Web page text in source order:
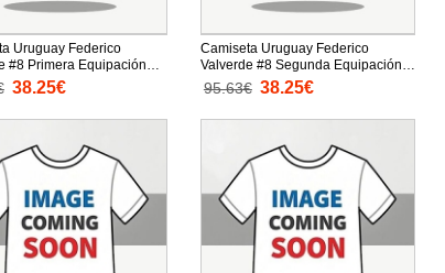
Uruguay Federico
#8 Primera Equipación
2026 mangas
38.25€
Camiseta Uruguay Federico
Valverde #8 Segunda Equipación
Replica Mundial 2026 mangas
cortas
95.63€ 38.25€